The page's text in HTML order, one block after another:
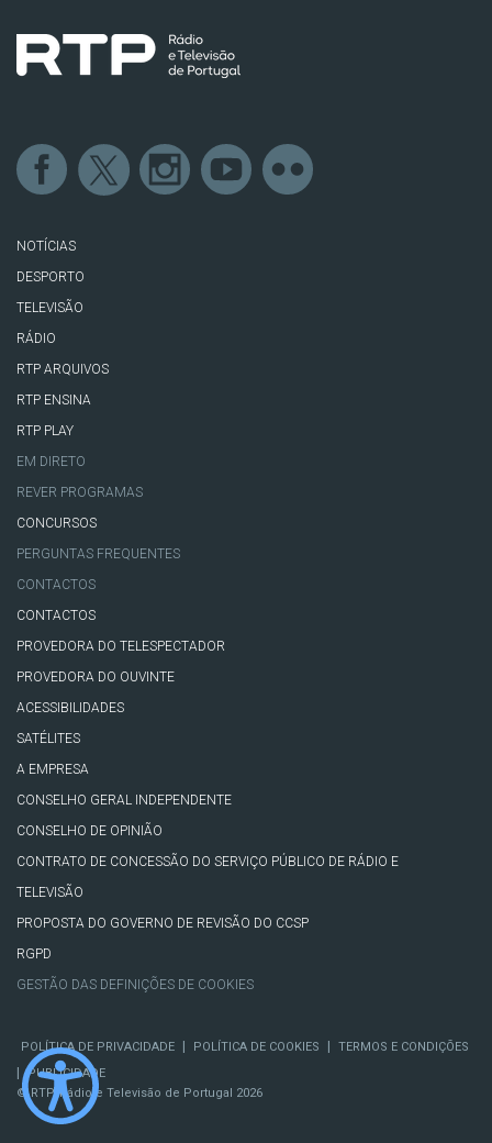
NOTÍCIAS
DESPORTO
TELEVISÃO
RÁDIO
RTP ARQUIVOS
RTP ENSINA
RTP PLAY
EM DIRETO
REVER PROGRAMAS
CONCURSOS
PERGUNTAS FREQUENTES
CONTACTOS
CONTACTOS
PROVEDORA DO TELESPECTADOR
PROVEDORA DO OUVINTE
ACESSIBILIDADES
SATÉLITES
A EMPRESA
CONSELHO GERAL INDEPENDENTE
CONSELHO DE OPINIÃO
CONTRATO DE CONCESSÃO DO SERVIÇO PÚBLICO DE RÁDIO E
TELEVISÃO
PROPOSTA DO GOVERNO DE REVISÃO DO CCSP
RGPD
GESTÃO DAS DEFINIÇÕES DE COOKIES
POLÍTICA DE PRIVACIDADE POLÍTICA DE COOKIES TERMOS E CONDIÇÕES
PUBLICIDADE
© RTP, Rádio e Televisão de Portugal 2026